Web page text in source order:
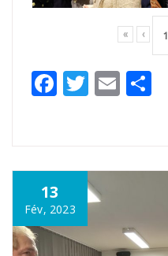
« ‹
Facebook
Twitter
Email
13
Fév, 2023